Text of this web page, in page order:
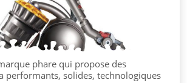
phare qui propose des
performants, solides, technologiques